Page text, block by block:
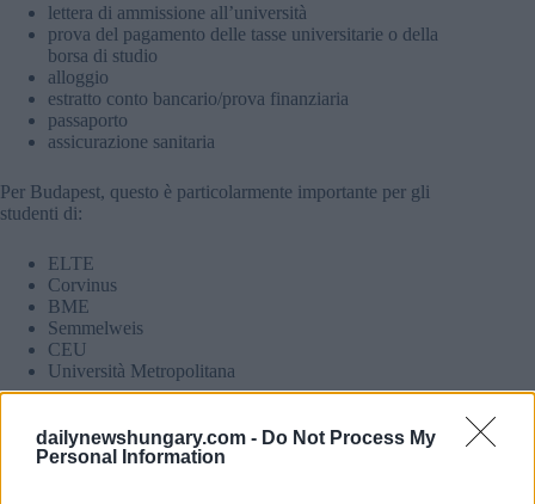
dailynewshungary.com - Do Not Process My
Personal Information
lettera di ammissione all’università
prova del pagamento delle tasse universitarie o della
borsa di studio
alloggio
estratto conto bancario/prova finanziaria
passaporto
assicurazione sanitaria
Per Budapest, questo è particolarmente importante per gli
studenti di:
ELTE
Corvinus
BME
Semmelweis
CEU
Università Metropolitana
stranieri con il maggior numero di presenze in Ungheria.